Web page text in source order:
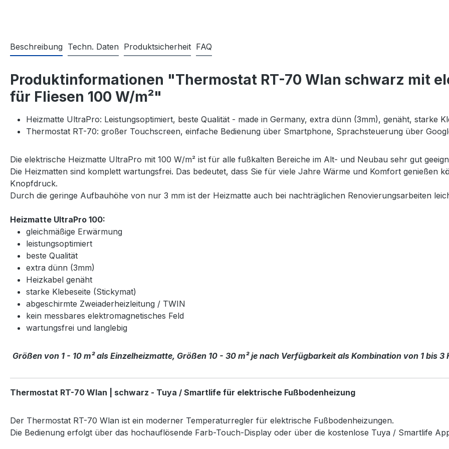
Beschreibung Techn. Daten Produktsicherheit FAQ
Produktinformationen "Thermostat RT-70 Wlan schwarz mit
für Fliesen 100 W/m²"
Heizmatte UltraPro: Leistungsoptimiert, beste Qualität - made in Germany, extra dünn (3mm), genäht, starke
Thermostat RT-70: großer Touchscreen, einfache Bedienung über Smartphone, Sprachsteuerung über
Die elektrische Heizmatte UltraPro mit 100 W/m² ist für alle fußkalten Bereiche im Alt- und Neubau sehr gut
Die Heizmatten sind komplett wartungsfrei. Das bedeutet, dass Sie für viele Jahre Wärme und Komfort genießen
Knopfdruck.
Durch die geringe Aufbauhöhe von nur 3 mm ist der Heizmatte auch bei nachträglichen Renovierungsarbeiten
Heizmatte UltraPro 100:
gleichmäßige Erwärmung
leistungsoptimiert
beste Qualität
extra dünn (3mm)
Heizkabel genäht
starke Klebeseite (Stickymat)
abgeschirmte Zweiaderheizleitung / TWIN
kein messbares elektromagnetisches Feld
wartungsfrei und langlebig
Größen von 1 - 10 m² als Einzelheizmatte, Größen 10 - 30 m² je nach Verfügbarkeit als Kombination von 1 bis 3
Thermostat RT-70 Wlan | schwarz - Tuya / Smartlife für elektrische Fußbodenheizung
Der Thermostat RT-70 Wlan ist ein moderner Temperaturregler für elektrische Fußbodenheizungen.
Die Bedienung erfolgt über das hochauflösende Farb-Touch-Display oder über die kostenlose Tuya / Smartlife